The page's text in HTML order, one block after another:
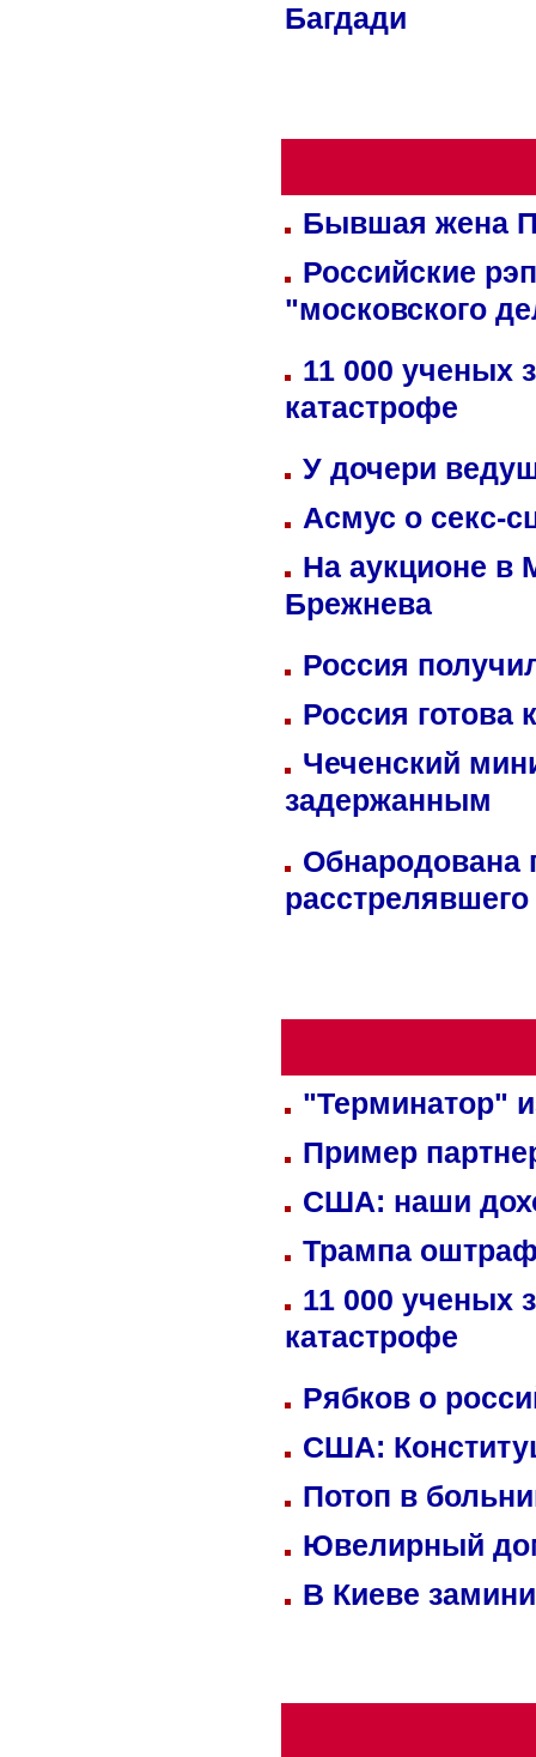
Багдади
Бывшая жена
Российские
"московского
11 000 ученых
катастрофе
У дочери
Асмус о секс-
На аукционе в
Брежнева
Россия
Россия готова
Чеченский
задержанным
Обнародована
"Терминатор"
Пример
США: наши
Трампа
11 000 ученых
катастрофе
Рябков о
США:
Потоп в
Ювелирный
В Киеве